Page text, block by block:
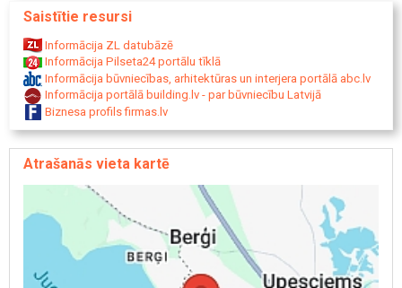
īpašumu renovācijas projekti
NĪ partneris Rīgā un Pierīgā
Saistītie resursi
Informācija ZL datubāzē
Informācija Pilseta24 portālu tīklā
Informācija būvniecības, arhitektūras un interjera portālā abc.lv
Informācija portālā building.lv - par būvniecību Latvijā
Biznesa profils firmas.lv
Atrašanās vieta kartē